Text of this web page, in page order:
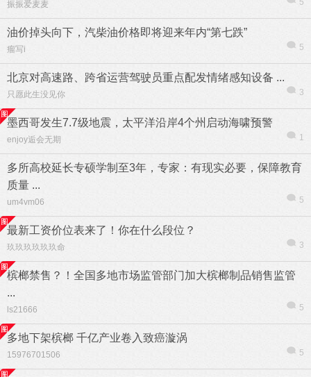
振振爱麦麦 5
油价掉头向下，汽柴油价格即将迎来年内“第七跌”
瘤写i 5
北京对高速路、跨省运营驾驶员重点配发情绪感知设备 ...
只愿此生没见你 3
墨西哥发生7.7级地震，太平洋沿岸4个州启动海啸预警
enjoy逅会无期 1
多所高校延长专硕学制至3年，专家：有现实必要，保障教育
质量 ...
um4vm06 5
最新工资价位表来了！你在什么段位？
玖玖玖玖玖玖命 3
槟榔禁售？！全国多地市场监管部门加大槟榔制品销售监管
...
ls21666 5
多地下架槟榔 千亿产业卷入致癌漩涡
15976701506 5